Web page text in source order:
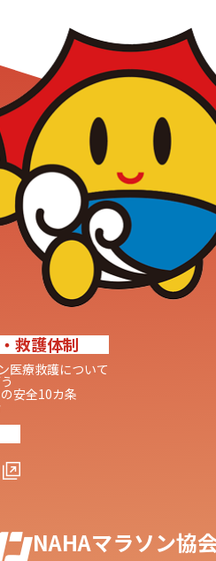
救護体制
医療救護について
安全10カ条
NAHAマラソン協